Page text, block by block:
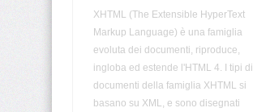
XHTML (The Extensible HyperText
Markup Language) è una famiglia
evoluta dei documenti, riproduce,
ingloba ed estende l'HTML 4. I tipi di
documenti della famiglia XHTML si
basano su XML, e sono disegnati